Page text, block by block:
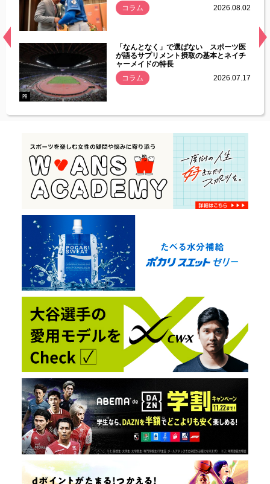
常
コラム
2026.08.02
PR
「なんとなく」で選ばない スポーツ医
が語るサプリメント摂取の基本とネイチ
ャーメイドの特長
コラム
2026.07.17